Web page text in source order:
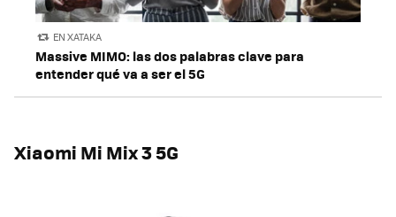
EN XATAKA
Massive MIMO: las dos palabras clave para
entender qué va a ser el 5G
Xiaomi Mi Mix 3 5G